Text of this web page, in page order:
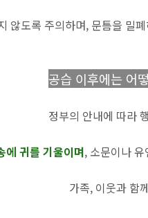
않도록 주의하며, 문틈을 밀
공습 이후에는 어
정부의 안내에 따라
에 귀를 기울이며, 소문이나
가족, 이웃과 함